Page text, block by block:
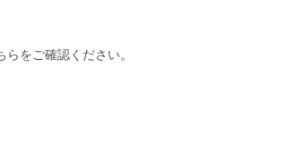
をご確認ください。